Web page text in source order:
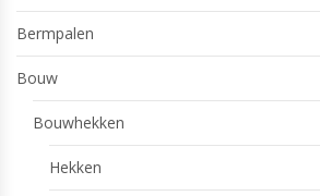
Bermpalen
Bouw
Bouwhekken
Hekken